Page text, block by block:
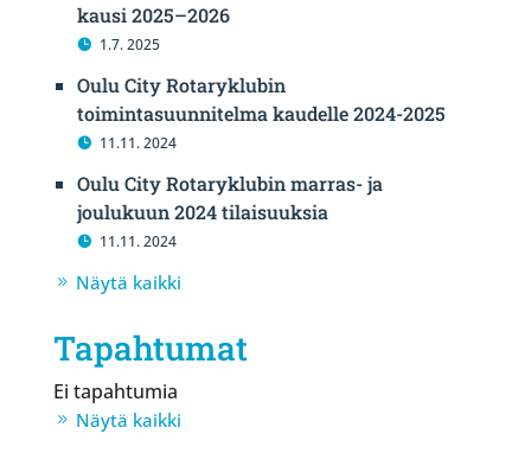
kausi 2025–2026
1.7. 2025
Oulu City Rotaryklubin
toimintasuunnitelma kaudelle 2024-2025
11.11. 2024
Oulu City Rotaryklubin marras- ja
joulukuun 2024 tilaisuuksia
11.11. 2024
Näytä kaikki
Tapahtumat
Ei tapahtumia
Näytä kaikki